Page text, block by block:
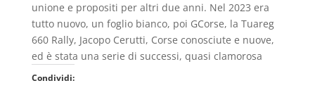
unione e propositi per altri due anni. Nel 2023 era
tutto nuovo, un foglio bianco, poi GCorse, la Tuareg
660 Rally, Jacopo Cerutti, Corse conosciute e nuove,
ed è stata una serie di successi, quasi clamorosa
Condividi: